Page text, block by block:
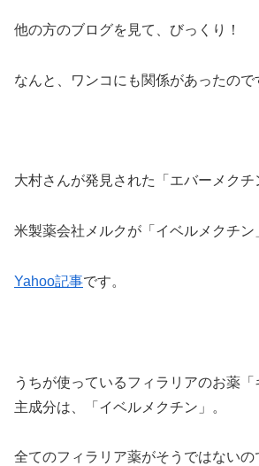
他の方のブログを見て、びっくり！
なんと、ワンコにも関係があったので
大村さんが発見された「エバーメクチ
米製薬会社メルクが「イベルメクチン
Yahoo記事です。
うちが使っているフィラリアのお薬
主成分は、「イベルメクチン」。
全てのフィラリア薬がそうではないの